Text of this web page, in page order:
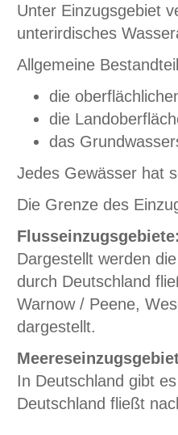
Unter Einzugsgebiet
unterirdisches
Allgemeine
die
die
das
Jedes Gewässer hat
Die Grenze des
Dargestellt werden
durch Deutschland
Warnow / Peene,
dargestellt.
In Deutschland gibt
Deutschland fließt